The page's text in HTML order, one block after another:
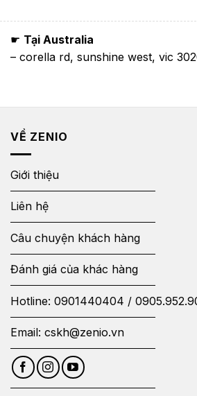
☛ Tại Australia
– corella rd, sunshine west, vic
VỀ ZENIO
Giới thiệu
Liên hệ
Câu chuyện khách hàng
Đánh giá của khác hàng
Hotline: 0901440404 /
Email: cskh@zenio.vn